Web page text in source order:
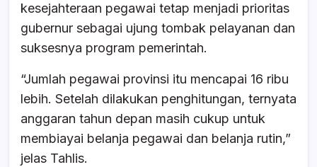
kesejahteraan pegawai tetap menjadi prioritas
gubernur sebagai ujung tombak pelayanan dan
suksesnya program pemerintah.
“Jumlah pegawai provinsi itu mencapai 16 ribu
lebih. Setelah dilakukan penghitungan, ternyata
anggaran tahun depan masih cukup untuk
membiayai belanja pegawai dan belanja rutin,”
jelas Tahlis.